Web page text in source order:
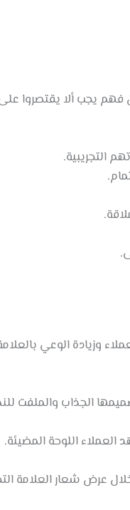
فهم يجب ألا يقتصروا
التجريبية.
وزيادة الوعي بالعلامة
الجذاب والملفت
العملاء اللوحة المضيئة.
عرض شعار العلامة